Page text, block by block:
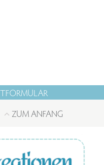
ZUM ANFANG